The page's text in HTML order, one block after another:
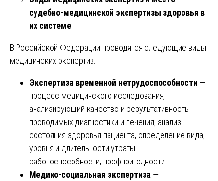
судебно-медицинской экспертизы здоровья в
их системе
В Российской Федерации проводятся следующие виды
медицинских экспертиз:
Экспертиза временной нетрудоспособности —
процесс медицинского исследования,
анализирующий качество и результативность
проводимых диагностики и лечения, анализ
состояния здоровья пациента, определение вида,
уровня и длительности утраты
работоспособности, профпригодности.
Медико-социальная экспертиза —